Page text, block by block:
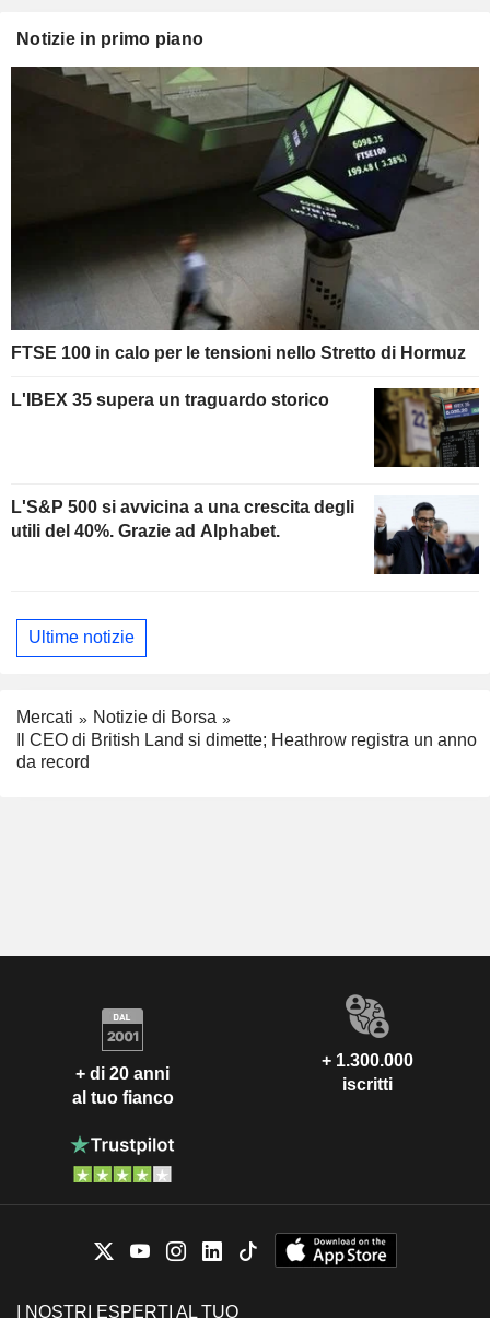
Notizie in primo piano
FTSE 100 in calo per le tensioni nello Stretto di Hormuz
L'IBEX 35 supera un traguardo storico
L'S&P 500 si avvicina a una crescita degli
utili del 40%. Grazie ad Alphabet.
Ultime notizie
Mercati
Notizie di Borsa
Il CEO di British Land si dimette; Heathrow registra un anno
da record
+ di 20 anni
al tuo fianco
+ 1.300.000
iscritti
I NOSTRI ESPERTI AL TUO